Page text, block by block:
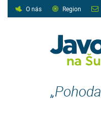
O nás Region
„Pohoda